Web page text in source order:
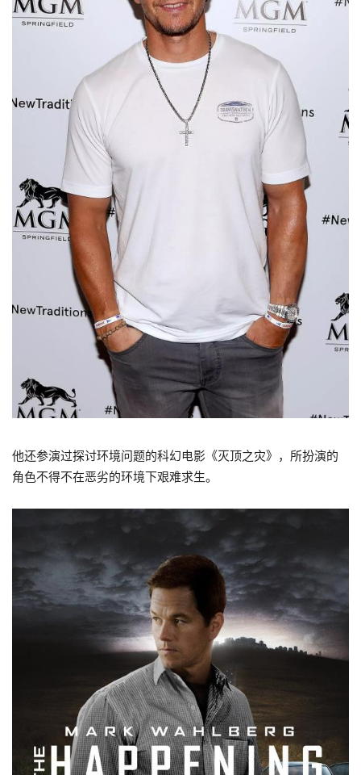
他还参演过探讨环境问题的科幻电影《灭顶之灾》，所扮演的
角色不得不在恶劣的环境下艰难求生。